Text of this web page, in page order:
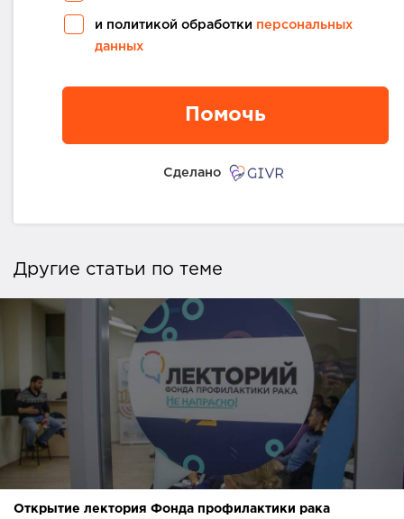
и политикой обработки персональных
данных
Помочь
Сделано
Другие статьи по теме
Открытие лектория Фонда профилактики рака